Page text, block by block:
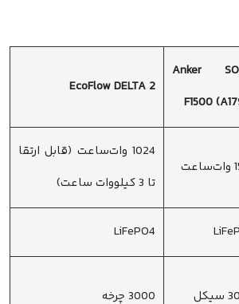
Anker
F1500
EcoFlow DELTA 2
1024 وات‌ساعت (قابل ارتقا
تا 3 کیلووات ساعت)
LiFePO4
3000 چرخه